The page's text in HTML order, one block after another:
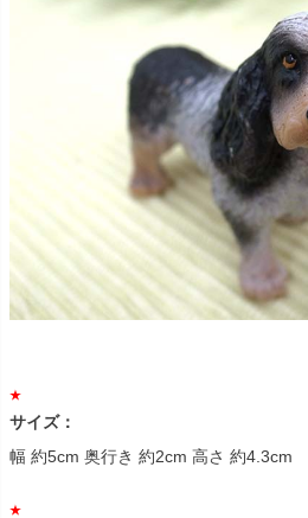
サイズ：
幅 約5cm 奥行き 約2cm 高さ 約4.3cm